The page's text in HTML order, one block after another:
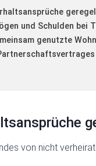
und Schulden
genutzte
von nicht